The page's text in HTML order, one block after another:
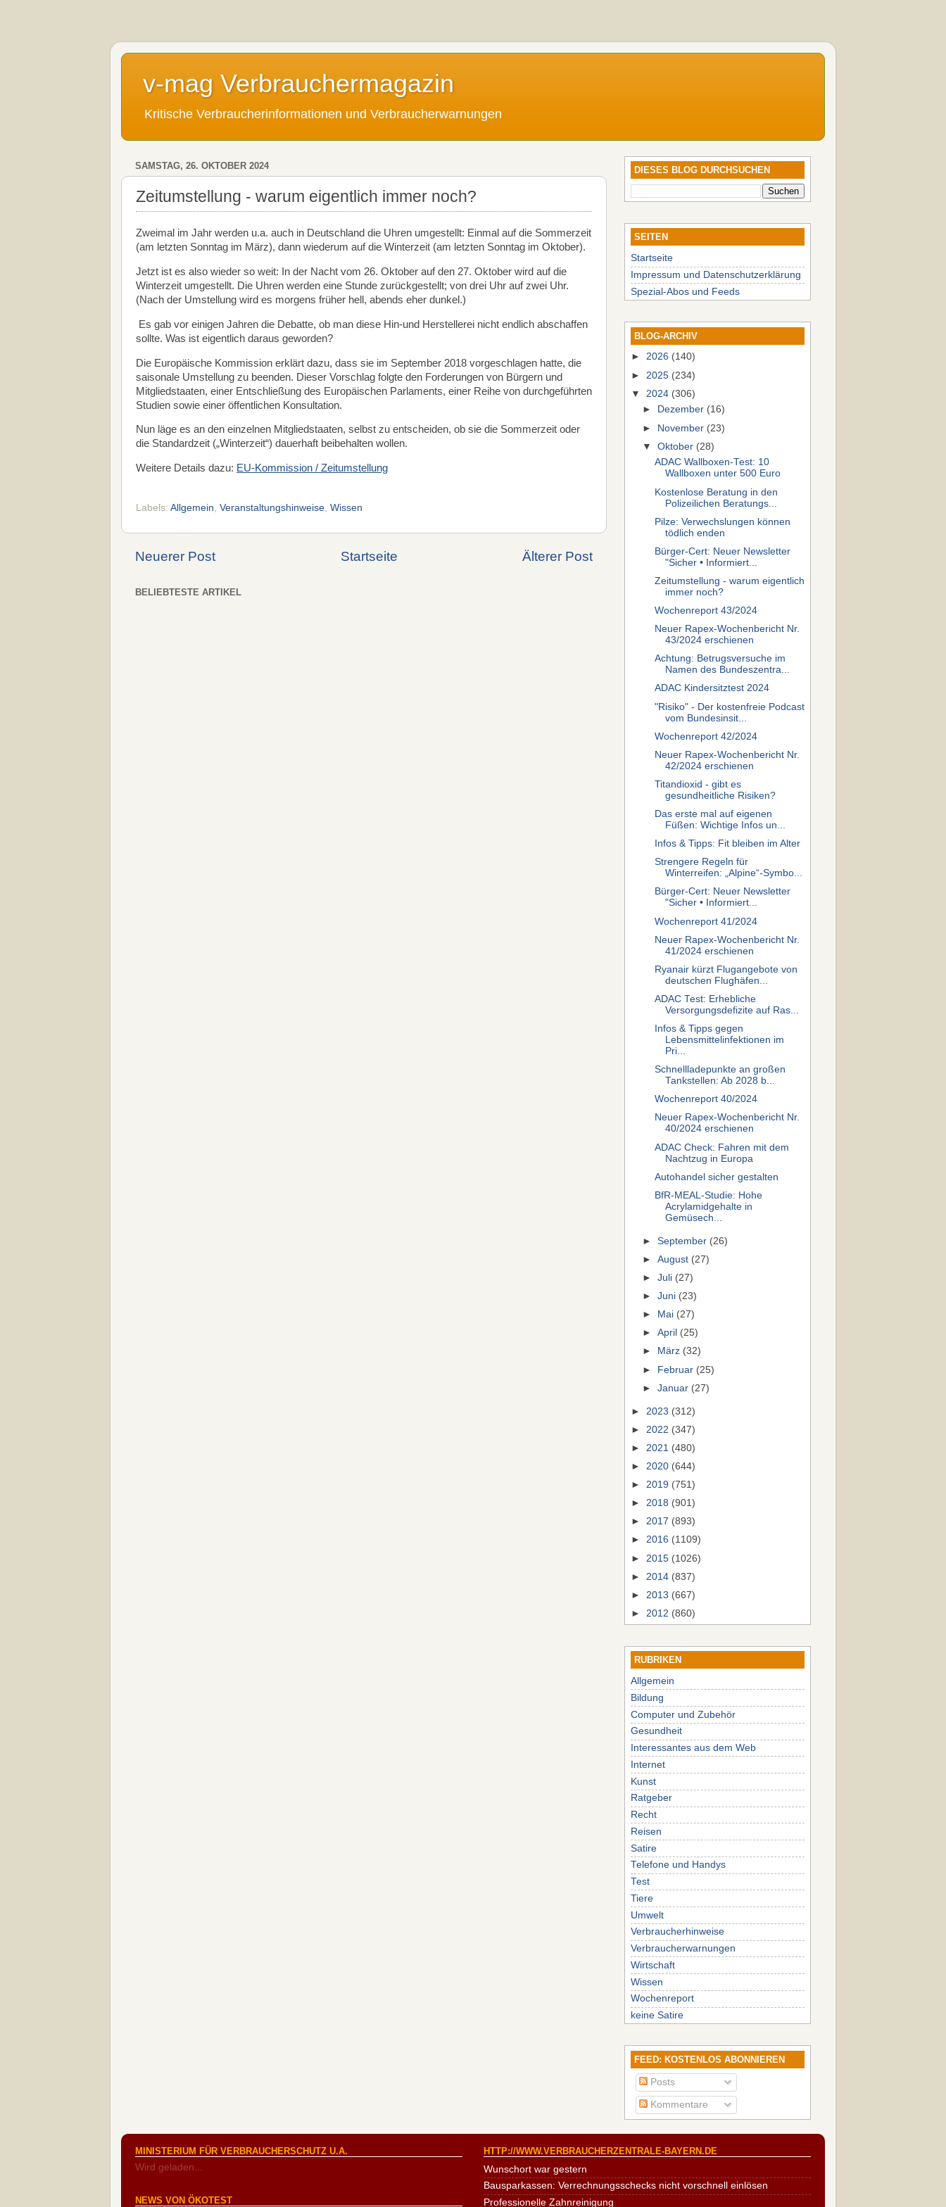
v-mag Verbrauchermagazin
Kritische Verbraucherinformationen und Verbraucherwarnungen
SAMSTAG, 26. OKTOBER 2024
Zeitumstellung - warum eigentlich immer noch?
Zweimal im Jahr werden u.a. auch in Deutschland die Uhren umgestellt: Einmal auf die Sommerzeit
(am letzten Sonntag im März), dann wiederum auf die Winterzeit (am letzten Sonntag im Oktober).
Jetzt ist es also wieder so weit: In der Nacht vom 26. Oktober auf den 27. Oktober wird auf die
Winterzeit umgestellt. Die Uhren werden eine Stunde zurückgestellt; von drei Uhr auf zwei Uhr.
(Nach der Umstellung wird es morgens früher hell, abends eher dunkel.)
Es gab vor einigen Jahren die Debatte, ob man diese Hin-und Herstellerei nicht endlich abschaffen
sollte. Was ist eigentlich daraus geworden?
Die Europäische Kommission erklärt dazu, dass sie im September 2018 vorgeschlagen hatte, die
saisonale Umstellung zu beenden. Dieser Vorschlag folgte den Forderungen von Bürgern und
Mitgliedstaaten, einer Entschließung des Europäischen Parlaments, einer Reihe von durchgeführten
Studien sowie einer öffentlichen Konsultation.
Nun läge es an den einzelnen Mitgliedstaaten, selbst zu entscheiden, ob sie die Sommerzeit oder
die Standardzeit („Winterzeit“) dauerhaft beibehalten wollen.
Weitere Details dazu: EU-Kommission / Zeitumstellung
Labels: Allgemein, Veranstaltungshinweise, Wissen
Neuerer Post Älterer Post
Startseite
BELIEBTESTE ARTIKEL
DIESES BLOG DURCHSUCHEN
SEITEN
Startseite
Impressum und Datenschutzerklärung
Spezial-Abos und Feeds
BLOG-ARCHIV
► 2026 (140)
► 2025 (234)
▼ 2024 (306)
►
Dezember (16)
► November (23)
▼Oktober (28)
ADAC Wallboxen-Test: 10
Wallboxen unter 500 Euro
Kostenlose Beratung in den
Polizeilichen Beratungs...
Pilze: Verwechslungen können
tödlich enden
Bürger-Cert: Neuer Newsletter
"Sicher • Informiert...
Zeitumstellung - warum eigentlich
immer noch?
Wochenreport 43/2024
Neuer Rapex-Wochenbericht Nr.
43/2024 erschienen
Achtung: Betrugsversuche im
Namen des Bundeszentra...
ADAC Kindersitztest 2024
"Risiko" - Der kostenfreie Podcast
vom Bundesinsit...
Wochenreport 42/2024
Neuer Rapex-Wochenbericht Nr.
42/2024 erschienen
Titandioxid - gibt es
gesundheitliche Risiken?
Das erste mal auf eigenen
Füßen: Wichtige Infos un...
Infos & Tipps: Fit bleiben im Alter
Strengere Regeln für
Winterreifen: „Alpine“-Symbo...
Bürger-Cert: Neuer Newsletter
"Sicher • Informiert...
Wochenreport 41/2024
Neuer Rapex-Wochenbericht Nr.
41/2024 erschienen
Ryanair kürzt Flugangebote von
deutschen Flughäfen...
ADAC Test: Erhebliche
Versorgungsdefizite auf Ras...
Infos & Tipps gegen
Lebensmittelinfektionen im
Pri...
Schnellladepunkte an großen
Tankstellen: Ab 2028 b...
Wochenreport 40/2024
Neuer Rapex-Wochenbericht Nr.
40/2024 erschienen
ADAC Check: Fahren mit dem
Nachtzug in Europa
Autohandel sicher gestalten
BfR-MEAL-Studie: Hohe
Acrylamidgehalte in
Gemüsech...
►September (26)
►August (27)
►Juli (27)
►Juni (23)
►
Mai (27)
►April (25)
►
März (32)
► Februar (25)
►Januar (27)
► 2023 (312)
► 2022 (347)
► 2021 (480)
► 2020 (644)
► 2019 (751)
► 2018 (901)
► 2017 (893)
► 2016 (1109)
► 2015 (1026)
► 2014 (837)
► 2013 (667)
► 2012 (860)
RUBRIKEN
Allgemein
Bildung
Computer und Zubehör
Gesundheit
Interessantes aus dem Web
Internet
Kunst
Ratgeber
Recht
Reisen
Satire
Telefone und Handys
Test
Tiere
Umwelt
Verbraucherhinweise
Verbraucherwarnungen
Wirtschaft
Wissen
Wochenreport
keine Satire
FEED: KOSTENLOS ABONNIEREN
Posts
Kommentare
MINISTERIUM FÜR VERBRAUCHERSCHUTZ U.A.
Wird geladen...
NEWS VON ÖKOTEST
HTTP://WWW.VERBRAUCHERZENTRALE-BAYERN.DE
Wunschort war gestern
Bausparkassen: Verrechnungsschecks nicht vorschnell einlösen
Professionelle Zahnreinigung